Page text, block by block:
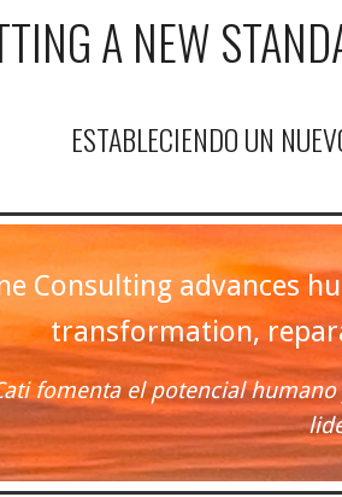
A NEW
ESTABLECIENDO UN
Consulting advances
transformation,
fomenta el potencial